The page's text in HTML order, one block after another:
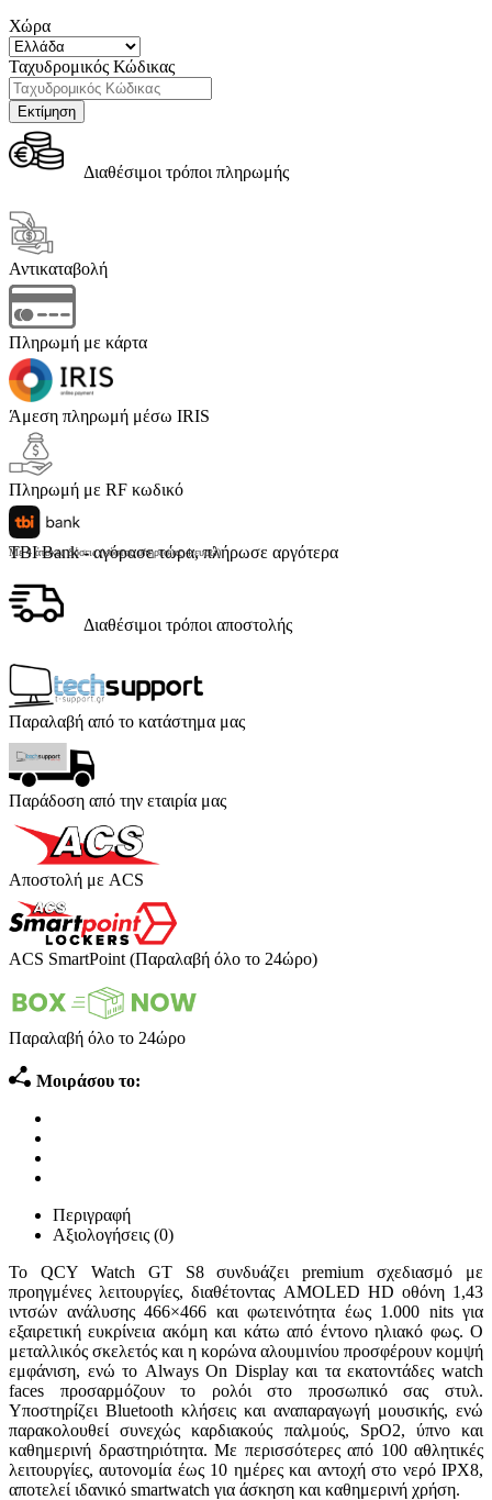
Χώρα
Ταχυδρομικός Κώδικας
Διαθέσιμοι τρόποι πληρωμής
Αντικαταβολή
Πληρωμή με κάρτα
Άμεση πληρωμή μέσω IRIS
Πληρωμή με RF κωδικό
TBI Bank - αγόρασε τώρα, πλήρωσε αργότερα
Με 4 άτοκες δόσεις (κόστος υπηρεσίας 4 ευρώ)
Διαθέσιμοι τρόποι αποστολής
Παραλαβή από το κατάστημα μας
Παράδοση από την εταιρία μας
Αποστολή με ACS
ACS SmartPoint (Παραλαβή όλο το 24ώρο)
Παραλαβή όλο το 24ώρο
Μοιράσου το:
Περιγραφή
Αξιολογήσεις (0)
Το QCY Watch GT S8 συνδυάζει premium σχεδιασμό με
προηγμένες λειτουργίες, διαθέτοντας AMOLED HD οθόνη 1,43
ιντσών ανάλυσης 466×466 και φωτεινότητα έως 1.000 nits για
εξαιρετική ευκρίνεια ακόμη και κάτω από έντονο ηλιακό φως. Ο
μεταλλικός σκελετός και η κορώνα αλουμινίου προσφέρουν κομψή
εμφάνιση, ενώ το Always On Display και τα εκατοντάδες watch
faces προσαρμόζουν το ρολόι στο προσωπικό σας στυλ.
Υποστηρίζει Bluetooth κλήσεις και αναπαραγωγή μουσικής, ενώ
παρακολουθεί συνεχώς καρδιακούς παλμούς, SpO2, ύπνο και
καθημερινή δραστηριότητα. Με περισσότερες από 100 αθλητικές
λειτουργίες, αυτονομία έως 10 ημέρες και αντοχή στο νερό IPX8,
αποτελεί ιδανικό smartwatch για άσκηση και καθημερινή χρήση.